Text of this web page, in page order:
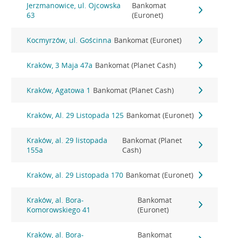
Jerzmanowice, ul. Ojcowska
63
Bankomat
(Euronet)
Kocmyrzów, ul. Gościnna Bankomat (Euronet)
Kraków, 3 Maja 47a Bankomat (Planet Cash)
Kraków, Agatowa 1 Bankomat (Planet Cash)
Kraków, Al. 29 Listopada 125 Bankomat (Euronet)
Kraków, al. 29 listopada
155a
Bankomat (Planet
Cash)
Kraków, al. 29 Listopada 170 Bankomat (Euronet)
Kraków, al. Bora-
Komorowskiego 41
Bankomat
(Euronet)
Kraków, al. Bora-
Bankomat